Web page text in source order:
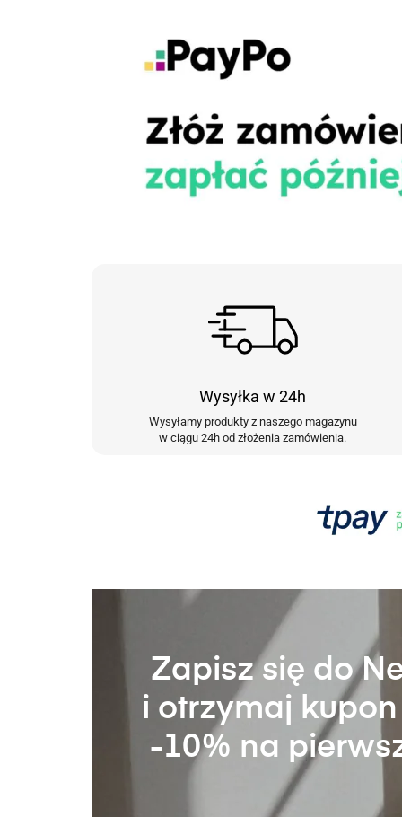
Wysyłka w 24h
Wysyłamy produkty z naszego magazynu
w ciągu 24h od złożenia zamówienia.
Zapisz się do
i otrzymaj
-10% na